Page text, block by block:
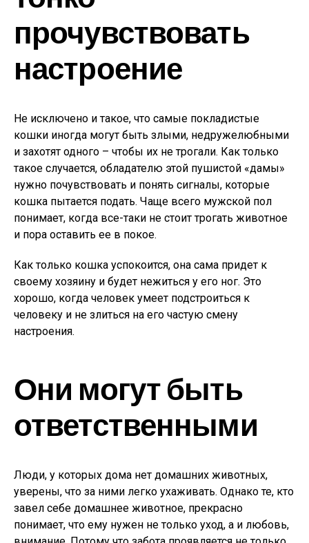
прочувствовать
настроение
Не исключено и такое, что самые покладистые
кошки иногда могут быть злыми, недружелюбными
и захотят одного – чтобы их не трогали. Как только
такое случается, обладателю этой пушистой «дамы»
нужно почувствовать и понять сигналы, которые
кошка пытается подать. Чаще всего мужской пол
понимает, когда все-таки не стоит трогать животное
и пора оставить ее в покое.
Как только кошка успокоится, она сама придет к
своему хозяину и будет нежиться у его ног. Это
хорошо, когда человек умеет подстроиться к
человеку и не злиться на его частую смену
настроения.
Они могут быть
ответственными
Люди, у которых дома нет домашних животных,
уверены, что за ними легко ухаживать. Однако те, кто
завел себе домашнее животное, прекрасно
понимает, что ему нужен не только уход, а и любовь,